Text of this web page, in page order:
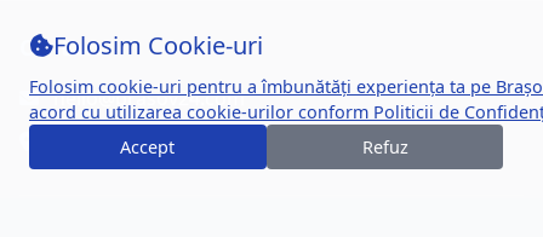
Contact
hello@brasov24.com
Brașov, Romania
Folosim Cookie-uri
Folosim cookie-uri pentru a îmbunătăți experiența ta pe
acord cu utilizarea cookie-urilor conform Politicii de
Accept
Refuz